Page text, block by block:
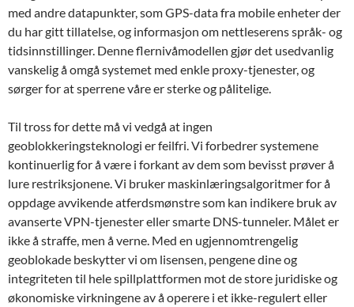
med andre datapunkter, som GPS-data fra mobile enheter der
du har gitt tillatelse, og informasjon om nettleserens språk- og
tidsinnstillinger. Denne flernivåmodellen gjør det usedvanlig
vanskelig å omgå systemet med enkle proxy-tjenester, og
sørger for at sperrene våre er sterke og pålitelige.
Til tross for dette må vi vedgå at ingen
geoblokkeringsteknologi er feilfri. Vi forbedrer systemene
kontinuerlig for å være i forkant av dem som bevisst prøver å
lure restriksjonene. Vi bruker maskinlæringsalgoritmer for å
oppdage avvikende atferdsmønstre som kan indikere bruk av
avanserte VPN-tjenester eller smarte DNS-tunneler. Målet er
ikke å straffe, men å verne. Med en ugjennomtrengelig
geoblokade beskytter vi om lisensen, pengene dine og
integriteten til hele spillplattformen mot de store juridiske og
økonomiske virkningene av å operere i et ikke-regulert eller